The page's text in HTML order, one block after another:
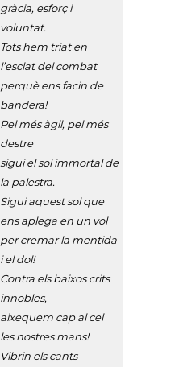
gràcia, esforç i
voluntat.
Tots hem triat en
l’esclat del combat
perquè ens facin de
bandera!
Pel més àgil, pel més
destre
sigui el sol immortal de
la palestra.
Sigui aquest sol que
ens aplega en un vol
per cremar la mentida
i el dol!
Contra els baixos crits
innobles,
aixequem cap al cel
les nostres mans!
Vibrin els cants